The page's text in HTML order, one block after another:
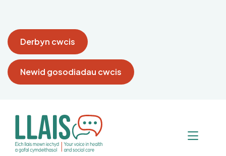
Derbyn cwcis
Newid gosodiadau cwcis